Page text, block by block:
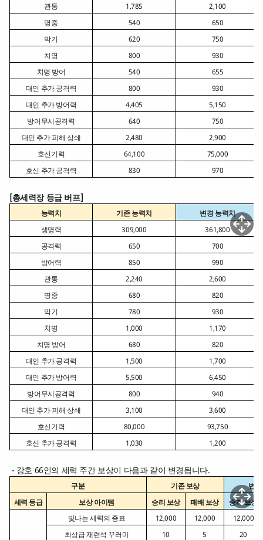
관통
1,785
2,100
명중
540
650
막기
620
750
치명
800
930
치명 방어
540
655
대인 추가 공격력
800
930
대인 추가 방어력
4,405
5,150
방어무시공격력
640
750
대인 추가 피해 상쇄
2,480
2,900
호신기력
64,100
75,000
호신 추가 공격력
830 970
[총세력장 등급 버프]
능력치 기존 능력치
변경 능력치
생명력
309,000
361,800
공격력
650
700
방어력
850
990
관통
2,240
2,600
명중
680
820
막기
780
930
치명
1,000
1,170
치명 방어
680
820
대인 추가 공격력
1,500
1,700
대인 추가 방어력
5,500
6,450
방어무시공격력
800
940
대인 추가 피해 상쇄
3,100
3,600
호신기력
80,000
93,750
호신 추가 공격력
1,030 1,200
- 강호 66인의 세력 주간 보상이 다음과 같이 변경됩니다.
구분 기존 보상
변
세력 등급
보상 아이템 승리 보상 패배 보상 승리 보상
빛나는 세력의 증표 12,000 12,000
12,000
최상급 재련석 꾸러미
10 5
20